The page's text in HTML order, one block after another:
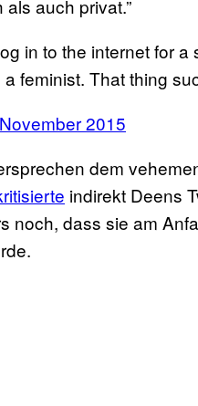
auch privat.”
in to the internet for
feminist. That thing
2015
dem
indirekt Deens
noch, dass sie am